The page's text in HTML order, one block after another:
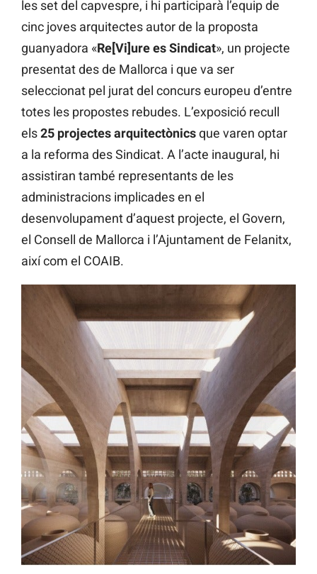
les set del capvespre, i hi participarà l’equip de
cinc joves arquitectes autor de la proposta
guanyadora «Re[Vi]ure es Sindicat», un projecte
presentat des de Mallorca i que va ser
seleccionat pel jurat del concurs europeu d’entre
totes les propostes rebudes. L’exposició recull
els25 projectes arquitectònicsque varen optar
a la reforma des Sindicat. A l’acte inaugural, hi
assistiran també representants de les
administracions implicades en el
desenvolupament d’aquest projecte, el Govern,
el Consell de Mallorca i l’Ajuntament de Felanitx,
així com el COAIB.